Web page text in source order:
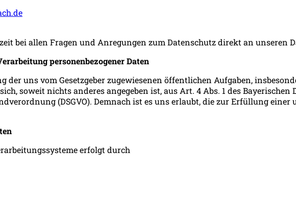
bei allen Fragen und Anregungen zum Datenschutz direkt an unseren
personenbezogener Daten
der uns vom Gesetzgeber zugewiesenen öffentlichen Aufgaben,
soweit nichts anderes angegeben ist, aus Art. 4 Abs. 1 des
(DSGVO). Demnach ist es uns erlaubt, die zur Erfüllung
erfolgt durch